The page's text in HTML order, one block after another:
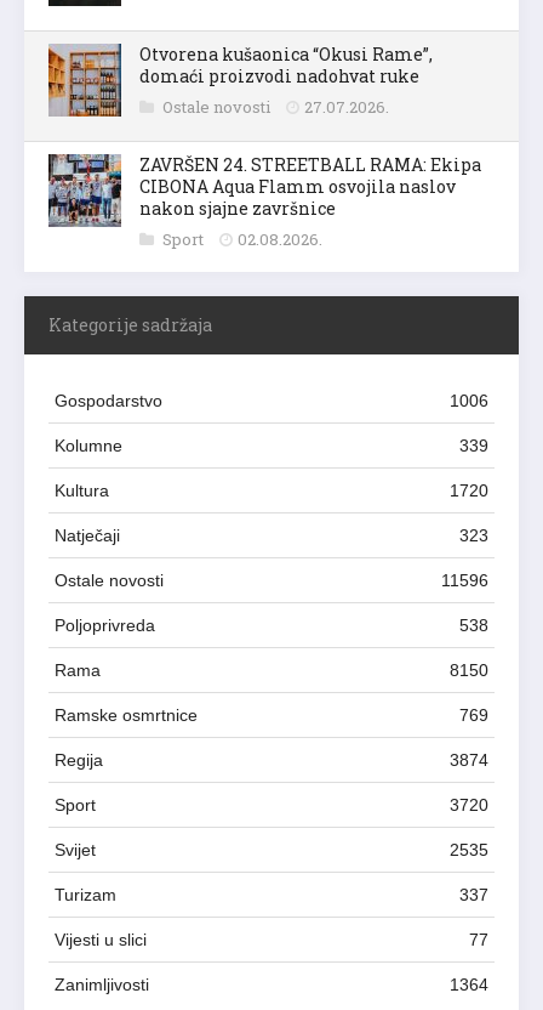
Otvorena kušaonica “Okusi Rame”,
domaći proizvodi nadohvat ruke
Ostale novosti 27.07.2026.
ZAVRŠEN 24. STREETBALL RAMA: Ekipa
CIBONA Aqua Flamm osvojila naslov
nakon sjajne završnice
Sport 02.08.2026.
Kategorije sadržaja
Gospodarstvo 1006
Kolumne 339
Kultura 1720
Natječaji 323
Ostale novosti 11596
Poljoprivreda 538
Rama 8150
Ramske osmrtnice 769
Regija 3874
Sport 3720
Svijet 2535
Turizam 337
Vijesti u slici 77
Zanimljivosti 1364